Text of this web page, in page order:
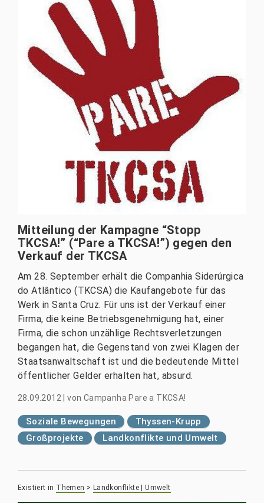
Mitteilung der Kampagne “Stopp
TKCSA!” (“Pare a TKCSA!”) gegen den
Verkauf der TKCSA
Am 28. September erhält die Companhia Siderúrgica
do Atlântico (TKCSA) die Kaufangebote für das
Werk in Santa Cruz. Für uns ist der Verkauf einer
Firma, die keine Betriebsgenehmigung hat, einer
Firma, die schon unzählige Rechtsverletzungen
begangen hat, die Gegenstand von zwei Klagen der
Staatsanwaltschaft ist und die bedeutende Mittel
öffentlicher Gelder erhalten hat, absurd.
28.09.2012 |von Campanha Pare a TKCSA!
Soziale Bewegungen
Thyssen-Krupp
Großprojekte
Landkonflikte und Umwelt
Existiert in Themen > Landkonflikte | Umwelt